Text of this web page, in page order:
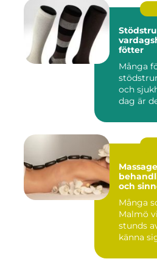
fötter
Många
och
dag är
Massage
och
Många
Malmö
stunds
känna